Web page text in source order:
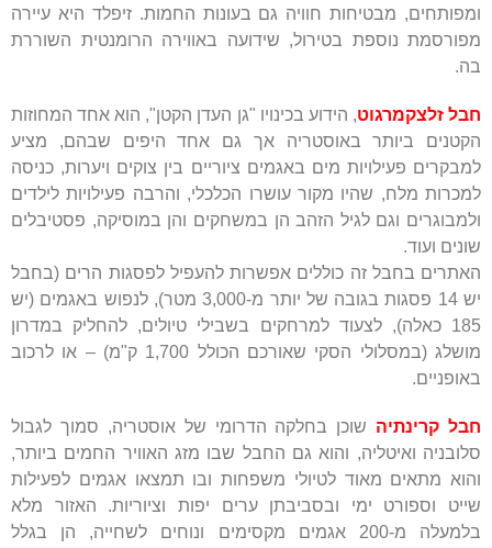
ומפותחים, מבטיחות חוויה גם בעונות החמות. זיפלד היא עיירה
מפורסמת נוספת בטירול, שידועה באווירה הרומנטית השוררת
בה.
חבל זלצקמרגוט, הידוע בכינויו "גן העדן הקטן", הוא אחד המחוזות
הקטנים ביותר באוסטריה אך גם אחד היפים שבהם, מציע
למבקרים פעילויות מים באגמים ציוריים בין צוקים ויערות, כניסה
למכרות מלח, שהיו מקור עושרו הכלכלי, והרבה פעילויות לילדים
ולמבוגרים וגם לגיל הזהב הן במשחקים והן במוסיקה, פסטיבלים
שונים ועוד.
האתרים בחבל זה כוללים אפשרות להעפיל לפסגות הרים (בחבל
יש 14 פסגות בגובה של יותר מ-3,000 מטר), לנפוש באגמים (יש
185 כאלה), לצעוד למרחקים בשבילי טיולים, להחליק במדרון
מושלג (במסלולי הסקי שאורכם הכולל 1,700 ק"מ) – או לרכוב
באופניים.
חבל קרינתיה שוכן בחלקה הדרומי של אוסטריה, סמוך לגבול
סלובניה ואיטליה, והוא גם החבל שבו מזג האוויר החמים ביותר,
והוא מתאים מאוד לטיולי משפחות ובו תמצאו אגמים לפעילות
שייט וספורט ימי ובסביבתן ערים יפות וציוריות. האזור מלא
בלמעלה מ-200 אגמים מקסימים ונוחים לשחייה, הן בגלל